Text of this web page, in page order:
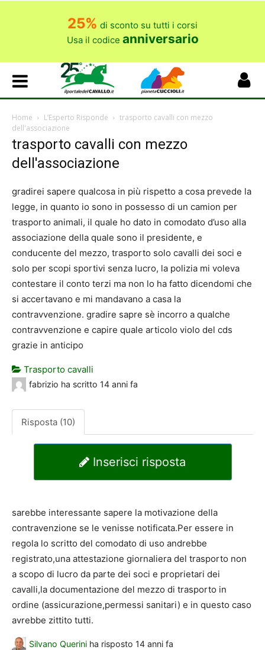
25% di sconto su tutti i corsi
Usa il codice anniversario
Home L’Esperto Risponde
trasporto cavalli con mezzo
dell'associazione
trasporto cavalli con mezzo
dell'associazione
gradirei sapere qualcosa in più rispetto a cosa prevede la
legge, in quanto io sono in possesso di un camion per
trasporto animali, il quale ho dato in comodato d’uso alla
associazione della quale sono il presidente, e
conducente del mezzo, trasporto solo cavalli dei soci e
solo per scopi sportivi senza lucro, la polizia mi voleva
contestare il conto terzi ma non lo ha fatto dicendomi che
si accertavano e mi mandavano a casa la
contravvenzione. gradire sapre sè incorro a qualche
contravvenzione e capire quale articolo violo del cds
grazie in anticipo
Trasporto cavalli
fabrizio ha scritto 14 anni fa
Risposta (10)
Inserisci risposta
sarebbe interessante sapere la motivazione della
contravenzione se le venisse notificata.Per essere in
regola lo scritto del comodato di uso andrebbe
registrato,una attestazione giornaliera del trasporto non
a scopo di lucro da parte dei soci e proprietari dei
cavalli,la documentazione del mezzo di trasporto in
ordine (assicurazione,permessi sanitari) e in questo caso
avrebbe zittito tutti.
Silvano Querini ha risposto 14 anni fa